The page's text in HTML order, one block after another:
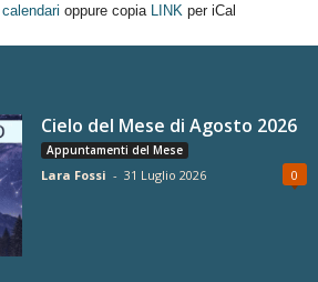
oppure copia LINK per iCal
Cielo del Mese di Agosto 2026
Appuntamenti del Mese
Lara Fossi - 31 Luglio 2026 0